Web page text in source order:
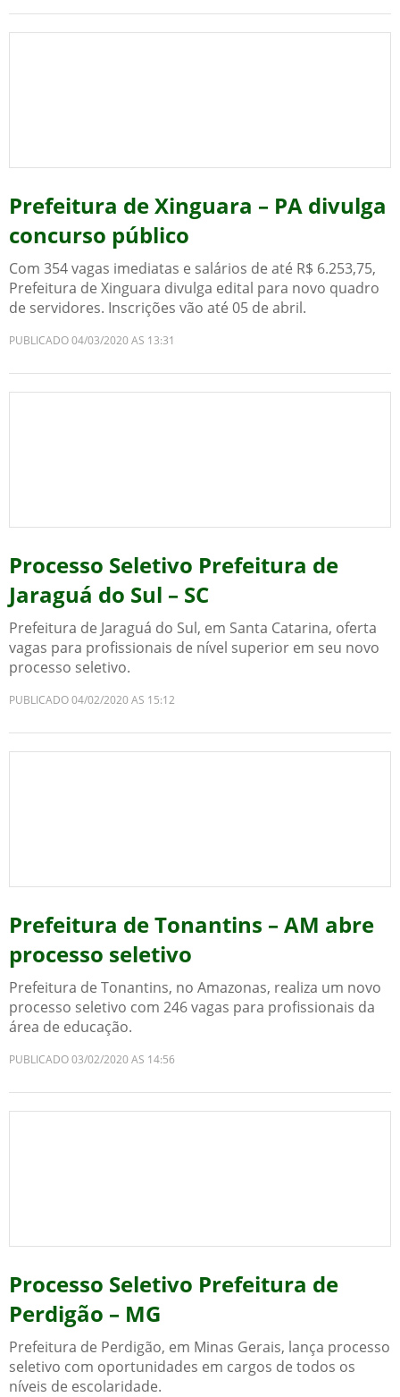
Prefeitura de Xinguara – PA divulga
concurso público
Com 354 vagas imediatas e salários de até R$ 6.253,75,
Prefeitura de Xinguara divulga edital para novo quadro
de servidores. Inscrições vão até 05 de abril.
PUBLICADO 04/03/2020 AS 13:31
Processo Seletivo Prefeitura de
Jaraguá do Sul – SC
Prefeitura de Jaraguá do Sul, em Santa Catarina, oferta
vagas para profissionais de nível superior em seu novo
processo seletivo.
PUBLICADO 04/02/2020 AS 15:12
Prefeitura de Tonantins – AM abre
processo seletivo
Prefeitura de Tonantins, no Amazonas, realiza um novo
processo seletivo com 246 vagas para profissionais da
área de educação.
PUBLICADO 03/02/2020 AS 14:56
Processo Seletivo Prefeitura de
Perdigão – MG
Prefeitura de Perdigão, em Minas Gerais, lança processo
seletivo com oportunidades em cargos de todos os
níveis de escolaridade.